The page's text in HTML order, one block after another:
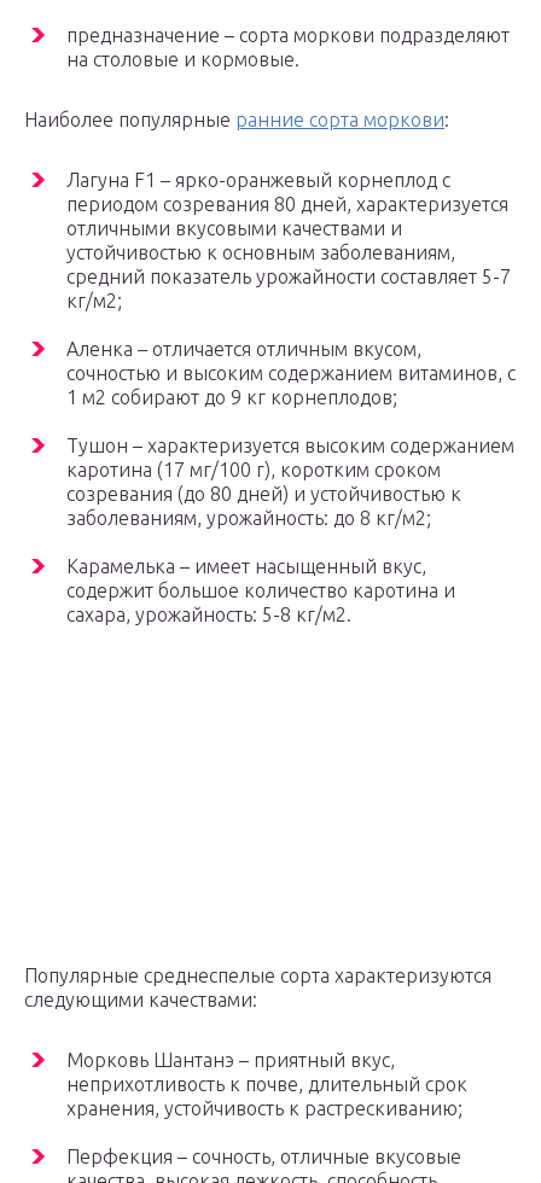
предназначение – сорта моркови подразделяют
на столовые и кормовые.
Наиболее популярные ранние сорта моркови:
Лагуна F1 – ярко-оранжевый корнеплод с
периодом созревания 80 дней, характеризуется
отличными вкусовыми качествами и
устойчивостью к основным заболеваниям,
средний показатель урожайности составляет 5-7
кг/м2;
Аленка – отличается отличным вкусом,
сочностью и высоким содержанием витаминов, с
1 м2 собирают до 9 кг корнеплодов;
Тушон – характеризуется высоким содержанием
каротина (17 мг/100 г), коротким сроком
созревания (до 80 дней) и устойчивостью к
заболеваниям, урожайность: до 8 кг/м2;
Карамелька – имеет насыщенный вкус,
содержит большое количество каротина и
сахара, урожайность: 5-8 кг/м2.
Популярные среднеспелые сорта характеризуются
следующими качествами:
Морковь Шантанэ – приятный вкус,
неприхотливость к почве, длительный срок
хранения, устойчивость к растрескиванию;
Перфекция – сочность, отличные вкусовые